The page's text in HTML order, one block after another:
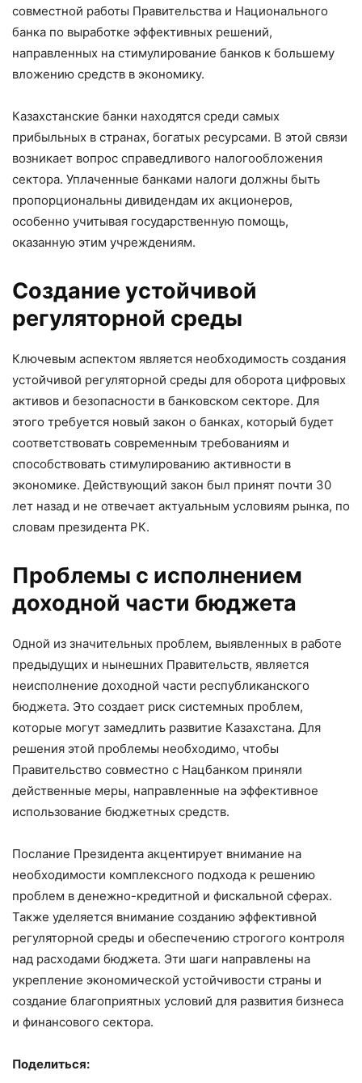
совместной работы Правительства и Национального
банка по выработке эффективных решений,
направленных на стимулирование банков к большему
вложению средств в экономику.
Казахстанские банки находятся среди самых
прибыльных в странах, богатых ресурсами. В этой связи
возникает вопрос справедливого налогообложения
сектора. Уплаченные банками налоги должны быть
пропорциональны дивидендам их акционеров,
особенно учитывая государственную помощь,
оказанную этим учреждениям.
Создание устойчивой
регуляторной среды
Ключевым аспектом является необходимость создания
устойчивой регуляторной среды для оборота цифровых
активов и безопасности в банковском секторе. Для
этого требуется новый закон о банках, который будет
соответствовать современным требованиям и
способствовать стимулированию активности в
экономике. Действующий закон был принят почти 30
лет назад и не отвечает актуальным условиям рынка, по
словам президента РК.
Проблемы с исполнением
доходной части бюджета
Одной из значительных проблем, выявленных в работе
предыдущих и нынешних Правительств, является
неисполнение доходной части республиканского
бюджета. Это создает риск системных проблем,
которые могут замедлить развитие Казахстана. Для
решения этой проблемы необходимо, чтобы
Правительство совместно с Нацбанком приняли
действенные меры, направленные на эффективное
использование бюджетных средств.
Послание Президента акцентирует внимание на
необходимости комплексного подхода к решению
проблем в денежно-кредитной и фискальной сферах.
Также уделяется внимание созданию эффективной
регуляторной среды и обеспечению строгого контроля
над расходами бюджета. Эти шаги направлены на
укрепление экономической устойчивости страны и
создание благоприятных условий для развития бизнеса
и финансового сектора.
Поделиться: